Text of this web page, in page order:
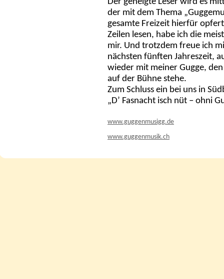
der mit dem Thema
gesamte Freizeit hierfür
Zeilen lesen, habe ich die
mir. Und trotzdem freue ich
nächsten fünften Jahreszeit,
wieder mit meiner Gugge, den
auf der Bühne stehe.
Zum Schluss ein bei uns in
„D’ Fasnacht isch nüt – ohni
www.guggenmusigg.de
www.guggenmusik.ch